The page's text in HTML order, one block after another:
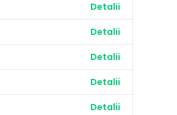
Detalii
Detalii
Detalii
Detalii
Detalii